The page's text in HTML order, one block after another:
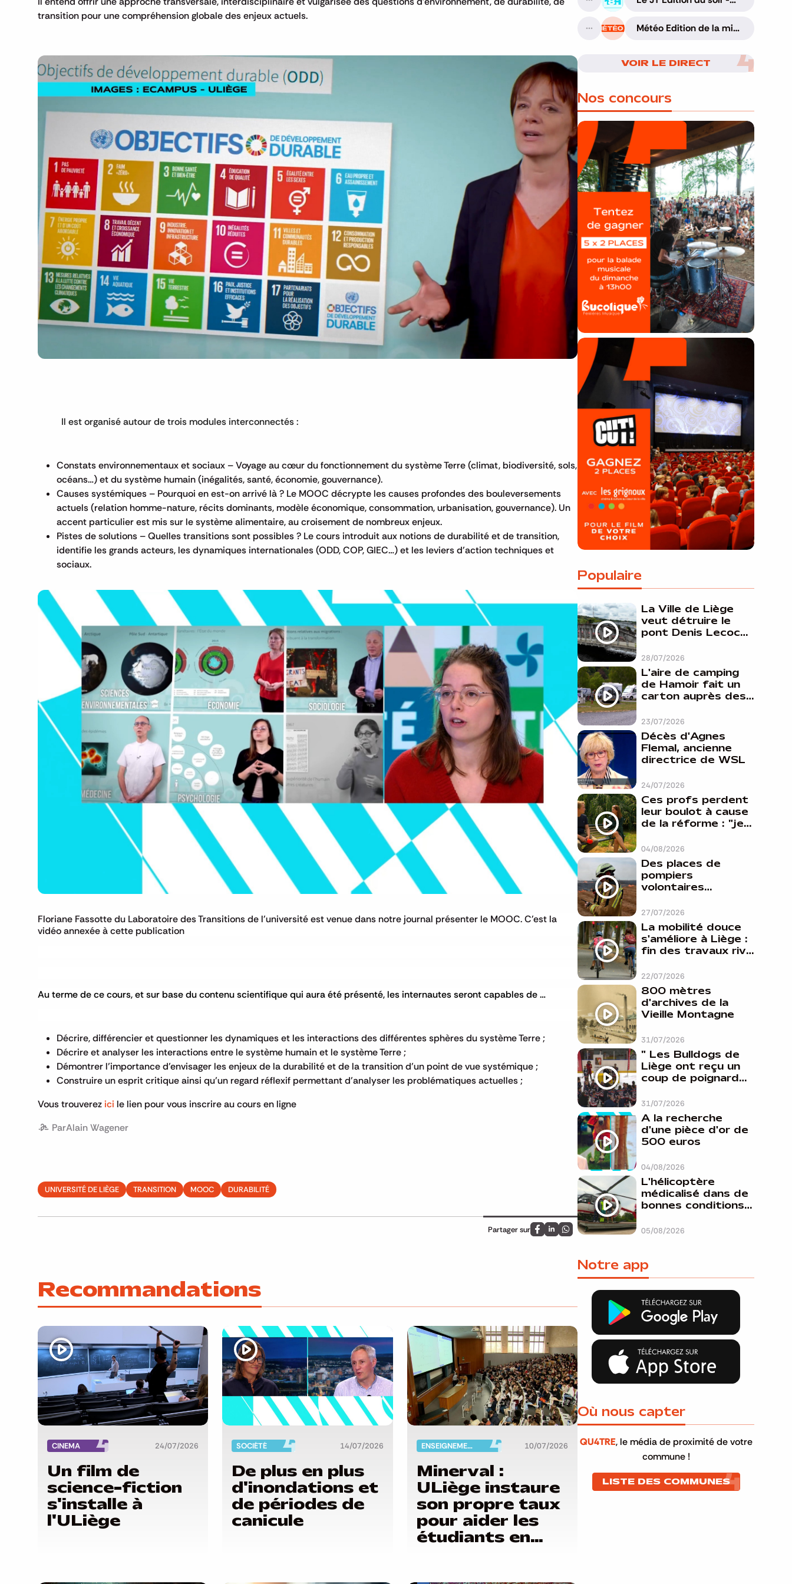
transition pour une compréhension globale des enjeux actuels.
Il est organisé autour de trois modules interconnectés :
Constats environnementaux et sociaux – Voyage au cœur du fonctionnement du système Terre (climat, biodiversité, sols,
océans…) et du système humain (inégalités, santé, économie, gouvernance).
Causes systémiques – Pourquoi en est-on arrivé là ? Le MOOC décrypte les causes profondes des bouleversements
actuels (relation homme-nature, récits dominants, modèle économique, consommation, urbanisation, gouvernance). Un
accent particulier est mis sur le système alimentaire, au croisement de nombreux enjeux.
Pistes de solutions – Quelles transitions sont possibles ? Le cours introduit aux notions de durabilité et de transition,
identifie les grands acteurs, les dynamiques internationales (ODD, COP, GIEC…) et les leviers d’action techniques et
sociaux.
Floriane Fassotte du Laboratoire des Transitions de l'université est venue dans notre journal présenter le MOOC. C'est la
vidéo annexée à cette publication
Au terme de ce cours, et sur base du contenu scientifique qui aura été présenté, les internautes seront capables de …
Décrire, différencier et questionner les dynamiques et les interactions des différentes sphères du système Terre ;
Décrire et analyser les interactions entre le système humain et le système Terre ;
Démontrer l’importance d’envisager les enjeux de la durabilité et de la transition d’un point de vue systémique ;
Construire un esprit critique ainsi qu’un regard réflexif permettant d’analyser les problématiques actuelles ;
Vous trouverez ici le lien pour vous inscrire au cours en ligne
ParAlain Wagener
UNIVERSITÉ DE LIÈGE TRANSITION MOOC DURABILITÉ
Partager sur
Partagez sur FaceBook
Partagez sur LinkedIn
Partagez sur Whatsapp
Recommandations
CINEMA 24/07/2026
Un film de
science-fiction
s'installe à
l'ULiège
SOCIÉTÉ 14/07/2026
De plus en plus
d'inondations et
de périodes de
canicule
ENSEIGNEMENT 10/07/2026
Minerval :
ULiège instaure
son propre taux
pour aider les
étudiants en
A suivre
A suivre
Météo Edition de la mi-
VOIR LE DIRECT
Nos concours
🎁 Gagnez 5x2
places pour le
Bucolique Ferrières
Festival 🌿🎶
Concours valable jusqu'au 9 août,
23h59.
🎬 Concours CUT x
Les Grignoux ✨
Concours permanent - 2 places à
gagner chaque semaine !
Populaire
28/07/2026
La Ville de Liège
veut détruire le
pont Denis Lecocq
budget pour le
faire
23/07/2026
L'aire de camping
de Hamoir fait un
carton auprès des
24/07/2026
Décès d'Agnes
Flemal, ancienne
directrice de WSL
04/08/2026
Ces profs perdent
leur boulot à cause
de la réforme : "je
comme prof que
comme
pharmacienne"
27/07/2026
Des places de
pompiers
volontaires
province de Liège :
"Un citoyen qui
n'est formé ne
peut pas nous
aider"
22/07/2026
La mobilité douce
s'améliore à Liège :
fin des travaux rive
cyclo-piétonnes
Avroy et
Guillemins...
31/07/2026
800 mètres
d'archives de la
Vieille Montagne
31/07/2026
" Les Bulldogs de
Liège ont reçu un
coup de poignard
04/08/2026
A la recherche
d'une pièce d'or de
500 euros
05/08/2026
L'hélicoptère
médicalisé dans de
bonnes conditions à
Notre app
Où nous capter
QU4TRE, le média de proximité de votre
commune !
LISTE DES COMMUNES